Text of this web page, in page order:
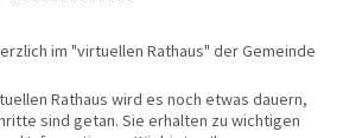
im "virtuellen Rathaus" der Gemeinde
Rathaus wird es noch etwas dauern,
sind getan. Sie erhalten zu wichtigen